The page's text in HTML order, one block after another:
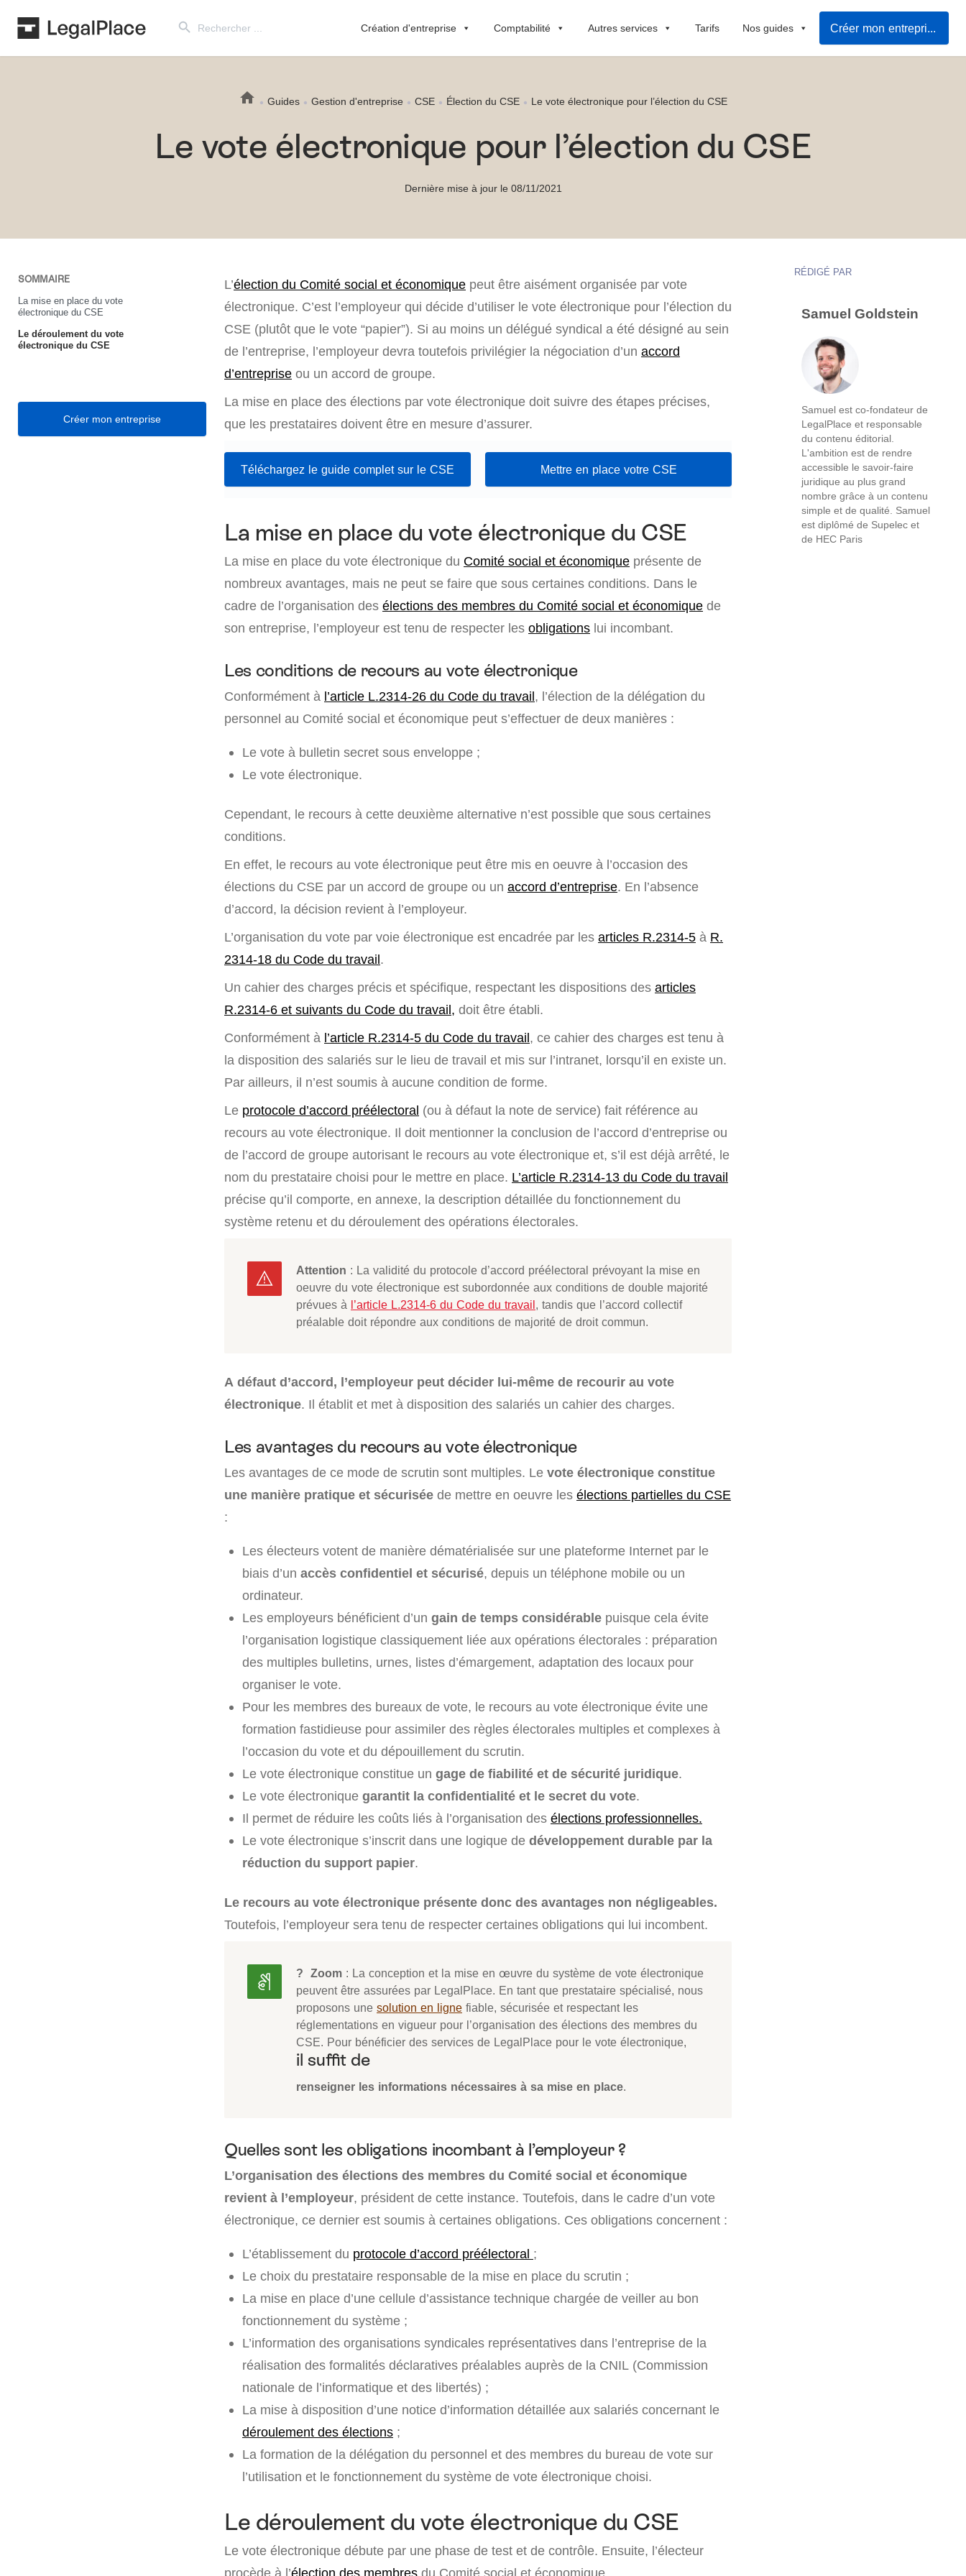
for:
Création d'entreprise Comptabilité Autres services Tarifs Nos guides Créer mon entreprise
Guides Gestion d'entreprise CSE Élection du CSE Le vote électronique pour l’élection du CSE
Le vote électronique pour l’élection du CSE
Dernière mise à jour le 08/11/2021
SOMMAIRE
La mise en place du vote
électronique du CSE
Le déroulement du vote
électronique du CSE
Créer mon entreprise
L’élection du Comité social et économique peut être aisément organisée par vote
électronique. C’est l’employeur qui décide d’utiliser le vote électronique pour l’élection du
CSE (plutôt que le vote “papier”). Si au moins un délégué syndical a été désigné au sein
de l’entreprise, l’employeur devra toutefois privilégier la négociation d’un accord
d’entreprise ou un accord de groupe.
La mise en place des élections par vote électronique doit suivre des étapes précises,
que les prestataires doivent être en mesure d’assurer.
Téléchargez le guide complet sur le CSE Mettre en place votre CSE
La mise en place du vote électronique du CSE
La mise en place du vote électronique du Comité social et économique présente de
nombreux avantages, mais ne peut se faire que sous certaines conditions. Dans le
cadre de l’organisation des élections des membres du Comité social et économique de
son entreprise, l’employeur est tenu de respecter les obligations lui incombant.
Les conditions de recours au vote électronique
Conformément à l’article L.2314-26 du Code du travail, l’élection de la délégation du
personnel au Comité social et économique peut s’effectuer de deux manières :
Le vote à bulletin secret sous enveloppe ;
Le vote électronique.
Cependant, le recours à cette deuxième alternative n’est possible que sous certaines
conditions.
En effet, le recours au vote électronique peut être mis en oeuvre à l’occasion des
élections du CSE par un accord de groupe ou un accord d’entreprise. En l’absence
d’accord, la décision revient à l’employeur.
L’organisation du vote par voie électronique est encadrée par les articles R.2314-5 à R.
2314-18 du Code du travail.
Un cahier des charges précis et spécifique, respectant les dispositions des articles
R.2314-6 et suivants du Code du travail, doit être établi.
Conformément à l’article R.2314-5 du Code du travail, ce cahier des charges est tenu à
la disposition des salariés sur le lieu de travail et mis sur l’intranet, lorsqu’il en existe un.
Par ailleurs, il n’est soumis à aucune condition de forme.
Le protocole d’accord préélectoral (ou à défaut la note de service) fait référence au
recours au vote électronique. Il doit mentionner la conclusion de l’accord d’entreprise ou
de l’accord de groupe autorisant le recours au vote électronique et, s’il est déjà arrêté, le
nom du prestataire choisi pour le mettre en place. L’article R.2314-13 du Code du travail
précise qu’il comporte, en annexe, la description détaillée du fonctionnement du
système retenu et du déroulement des opérations électorales.
Attention : La validité du protocole d’accord préélectoral prévoyant la mise en
oeuvre du vote électronique est subordonnée aux conditions de double majorité
prévues à l’article L.2314-6 du Code du travail, tandis que l’accord collectif
préalable doit répondre aux conditions de majorité de droit commun.
A défaut d’accord, l’employeur peut décider lui-même de recourir au vote
électronique. Il établit et met à disposition des salariés un cahier des charges.
Les avantages du recours au vote électronique
Les avantages de ce mode de scrutin sont multiples. Le vote électronique constitue
une manière pratique et sécurisée de mettre en oeuvre les élections partielles du CSE
:
Les électeurs votent de manière dématérialisée sur une plateforme Internet par le
biais d’un accès confidentiel et sécurisé, depuis un téléphone mobile ou un
ordinateur.
Les employeurs bénéficient d’un gain de temps considérable puisque cela évite
l’organisation logistique classiquement liée aux opérations électorales : préparation
des multiples bulletins, urnes, listes d’émargement, adaptation des locaux pour
organiser le vote.
Pour les membres des bureaux de vote, le recours au vote électronique évite une
formation fastidieuse pour assimiler des règles électorales multiples et complexes à
l’occasion du vote et du dépouillement du scrutin.
Le vote électronique constitue un gage de fiabilité et de sécurité juridique.
Le vote électronique garantit la confidentialité et le secret du vote.
Il permet de réduire les coûts liés à l’organisation des élections professionnelles.
Le vote électronique s’inscrit dans une logique de développement durable par la
réduction du support papier.
Le recours au vote électronique présente donc des avantages non négligeables.
Toutefois, l’employeur sera tenu de respecter certaines obligations qui lui incombent.
? Zoom : La conception et la mise en œuvre du système de vote électronique
peuvent être assurées par LegalPlace. En tant que prestataire spécialisé, nous
proposons une solution en ligne fiable, sécurisée et respectant les
réglementations en vigueur pour l’organisation des élections des membres du
CSE. Pour bénéficier des services de LegalPlace pour le vote électronique,
il suffit de
renseigner les informations nécessaires à sa mise en place.
Quelles sont les obligations incombant à l’employeur ?
L’organisation des élections des membres du Comité social et économique
revient à l’employeur, président de cette instance. Toutefois, dans le cadre d’un vote
électronique, ce dernier est soumis à certaines obligations. Ces obligations concernent :
L’établissement du protocole d’accord préélectoral ;
Le choix du prestataire responsable de la mise en place du scrutin ;
La mise en place d’une cellule d’assistance technique chargée de veiller au bon
fonctionnement du système ;
L’information des organisations syndicales représentatives dans l’entreprise de la
réalisation des formalités déclaratives préalables auprès de la CNIL (Commission
nationale de l’informatique et des libertés) ;
La mise à disposition d’une notice d’information détaillée aux salariés concernant le
déroulement des élections ;
La formation de la délégation du personnel et des membres du bureau de vote sur
l’utilisation et le fonctionnement du système de vote électronique choisi.
Le déroulement du vote électronique du CSE
Le vote électronique débute par une phase de test et de contrôle. Ensuite, l’électeur
procède à l’élection des membres du Comité social et économique.
RÉDIGÉ PAR
Samuel Goldstein
Samuel est co-fondateur de
LegalPlace et responsable
du contenu éditorial.
L'ambition est de rendre
accessible le savoir-faire
juridique au plus grand
nombre grâce à un contenu
simple et de qualité. Samuel
est diplômé de Supelec et
de HEC Paris